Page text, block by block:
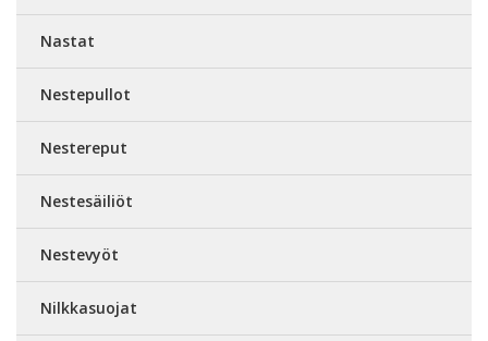
Nastat
Nestepullot
Nestereput
Nestesäiliöt
Nestevyöt
Nilkkasuojat